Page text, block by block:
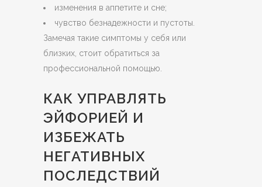
изменения в аппетите и сне;
чувство безнадежности и пустоты.
Замечая такие симптомы у себя или
близких, стоит обратиться за
профессиональной помощью.
КАК УПРАВЛЯТЬ
ЭЙФОРИЕЙ И
ИЗБЕЖАТЬ
НЕГАТИВНЫХ
ПОСЛЕДСТВИЙ